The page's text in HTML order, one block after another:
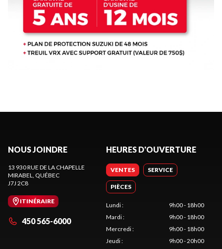
NOUS JOINDRE
13 930 RUE DE LA CHAPELLE
MIRABEL, QUÉBEC
J7J 2C8
ITINÉRAIRE
450 565-6000
HEURES D'OUVERTURE
VENTES SERVICE
PIÈCES
Lundi:
9h00 - 18h00
Mardi:
9h00 - 18h00
Mercredi:
9h00 - 18h00
Jeudi: 9h00 - 20h00